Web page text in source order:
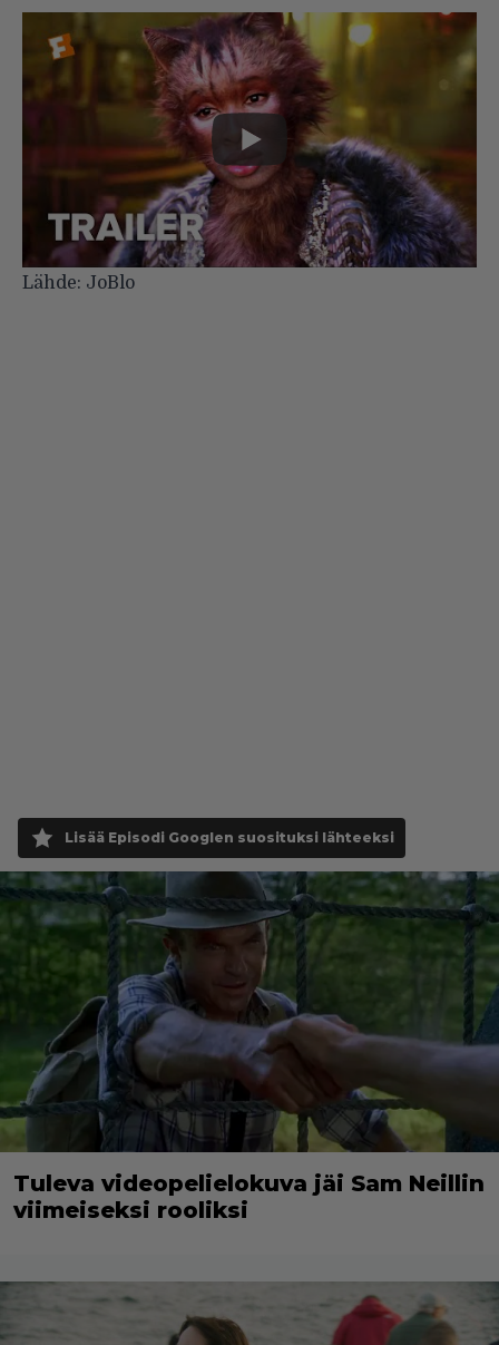
Lähde: JoBlo
Lisää Episodi Googlen suosituksi lähteeksi
Tuleva videopelielokuva jäi Sam Neillin
viimeiseksi rooliksi